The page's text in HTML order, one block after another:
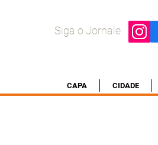
Siga o Jornale
CAPA CIDADE